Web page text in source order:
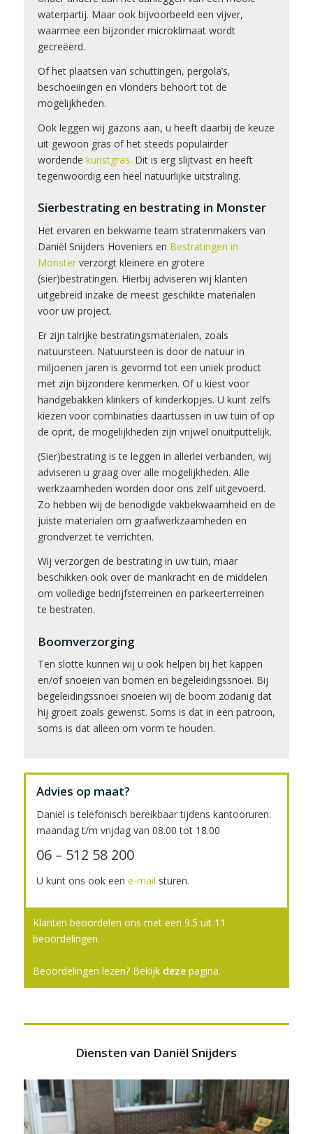
waterpartij. Maar ook bijvoorbeeld een vijver,
waarmee een bijzonder microklimaat wordt
gecreëerd.
Of het plaatsen van schuttingen, pergola’s,
beschoeiingen en vlonders behoort tot de
mogelijkheden.
Ook leggen wij gazons aan, u heeft daarbij de keuze
uit gewoon gras of het steeds populairder
wordende kunstgras. Dit is erg slijtvast en heeft
tegenwoordig een heel natuurlijke uitstraling.
Sierbestrating en bestrating in Monster
Het ervaren en bekwame team stratenmakers van
Daniël Snijders Hoveniers en Bestratingen in
Monsterverzorgt kleinere en grotere
(sier)bestratingen. Hierbij adviseren wij klanten
uitgebreid inzake de meest geschikte materialen
voor uw project.
Er zijn talrijke bestratingsmaterialen, zoals
natuursteen. Natuursteen is door de natuur in
miljoenen jaren is gevormd tot een uniek product
met zijn bijzondere kenmerken. Of u kiest voor
handgebakken klinkers of kinderkopjes. U kunt zelfs
kiezen voor combinaties daartussen in uw tuin of op
de oprit, de mogelijkheden zijn vrijwel onuitputtelijk.
(Sier)bestrating is te leggen in allerlei verbanden, wij
adviseren u graag over alle mogelijkheden. Alle
werkzaamheden worden door ons zelf uitgevoerd.
Zo hebben wij de benodigde vakbekwaamheid en de
juiste materialen om graafwerkzaamheden en
grondverzet te verrichten.
Wij verzorgen de bestrating in uw tuin, maar
beschikken ook over de mankracht en de middelen
om volledige bedrijfsterreinen en parkeerterreinen
te bestraten.
Boomverzorging
Ten slotte kunnen wij u ook helpen bij het kappen
en/of snoeien van bomen en begeleidingssnoei. Bij
begeleidingssnoei snoeien wij de boom zodanig dat
hij groeit zoals gewenst. Soms is dat in een patroon,
soms is dat alleen om vorm te houden.
Advies op maat?
Daniël is telefonisch bereikbaar tijdens kantooruren:
maandag t/m vrijdag van 08.00 tot 18.00
06 – 512 58 200
U kunt ons ook een e-mail sturen.
Klanten beoordelen ons met een 9.5 uit 11
beoordelingen.
Beoordelingen lezen? Bekijk dezepagina.
Diensten van Daniël Snijders